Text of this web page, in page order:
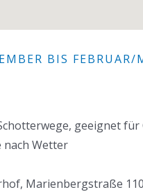
BIS FEBRUAR/
geeignet für
nach Wetter
Marienbergstraße